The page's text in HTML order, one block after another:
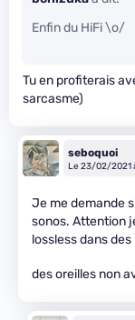
Enfin du HiFi \o/
Tu en profiterais
sarcasme)
seboquoi
Le 23/02/2021
Je me demande
sonos. Attention
lossless dans
des oreilles non